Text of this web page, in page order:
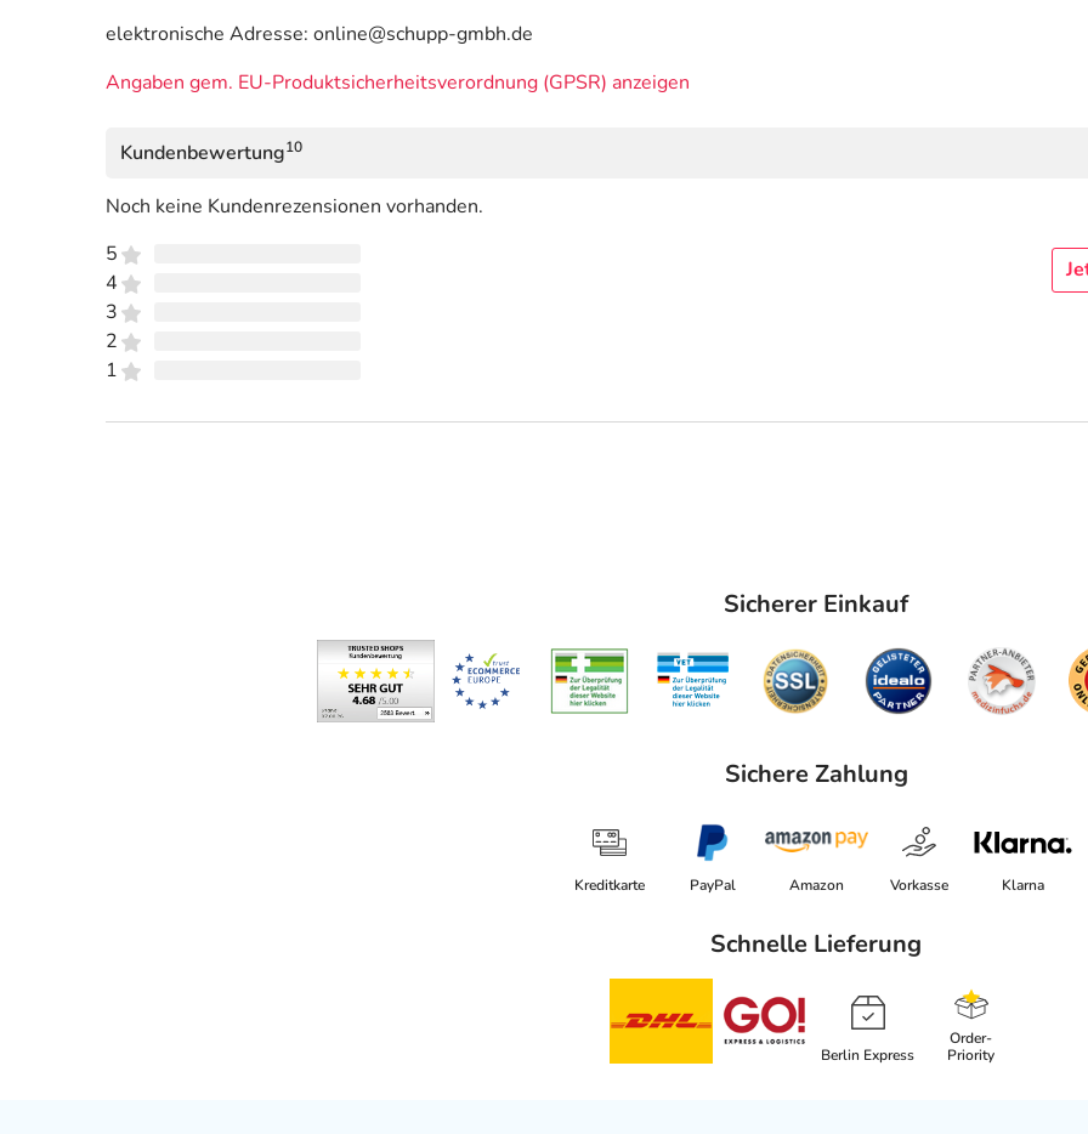
elektronische Adresse: online@schupp-gmbh.de
Angaben gem. EU-Produktsicherheitsverordnung (GPSR) anzeigen
Kundenbewertung10
Noch keine Kundenrezensionen vorhanden.
5
4
3
2
1
Sicherer Einkauf
Sichere Zahlung
Kreditkarte PayPal Amazon Vorkasse Klarna
Schnelle Lieferung
Berlin Express
Order-
Priority